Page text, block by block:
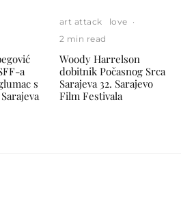
a
s
art attack love ·
2 min read
Woody Harrelson
dobitnik Počasnog Srca
Sarajeva 32. Sarajevo
Film Festivala